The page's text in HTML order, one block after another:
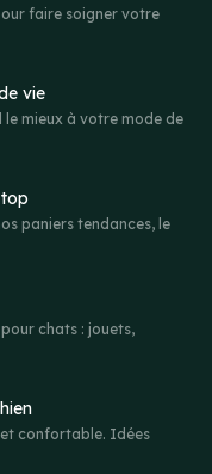
faire soigner votre
vie
mieux à votre mode de
paniers tendances, le
chats : jouets,
confortable. Idées